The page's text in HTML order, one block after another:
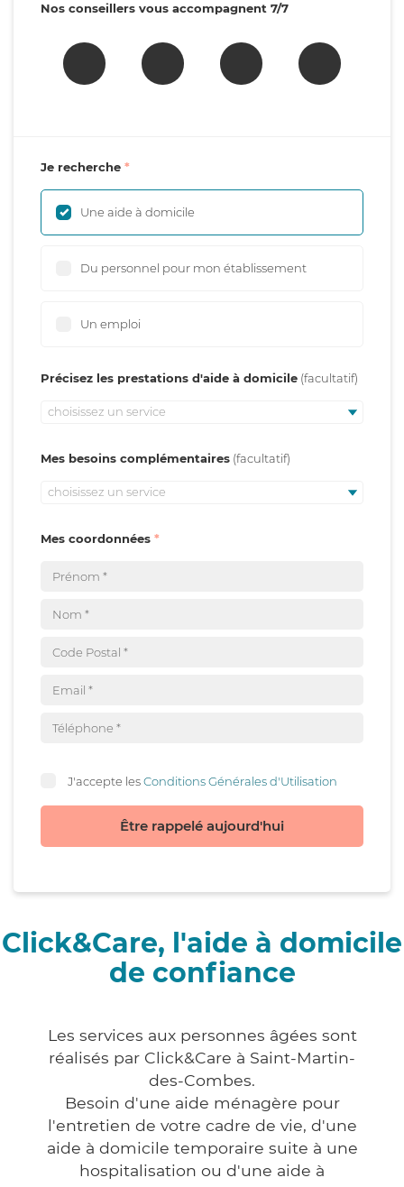
Nos conseillers vous accompagnent 7/7
Je recherche
Une aide à domicile
Du personnel pour mon établissement
Un emploi
Précisez les prestations d'aide à domicile
choisissez un service
Mes besoins complémentaires
choisissez un service
Mes coordonnées
J'accepte lesConditions Générales d'Utilisation
Être rappelé aujourd'hui
Click&Care, l'aide à domicile
de confiance
Les services aux personnes âgées sont
réalisés par Click&Care à Saint-Martin-
des-Combes.
Besoin d'une aide ménagère pour
l'entretien de votre cadre de vie, d'une
aide à domicile temporaire suite à une
hospitalisation ou d'une aide à